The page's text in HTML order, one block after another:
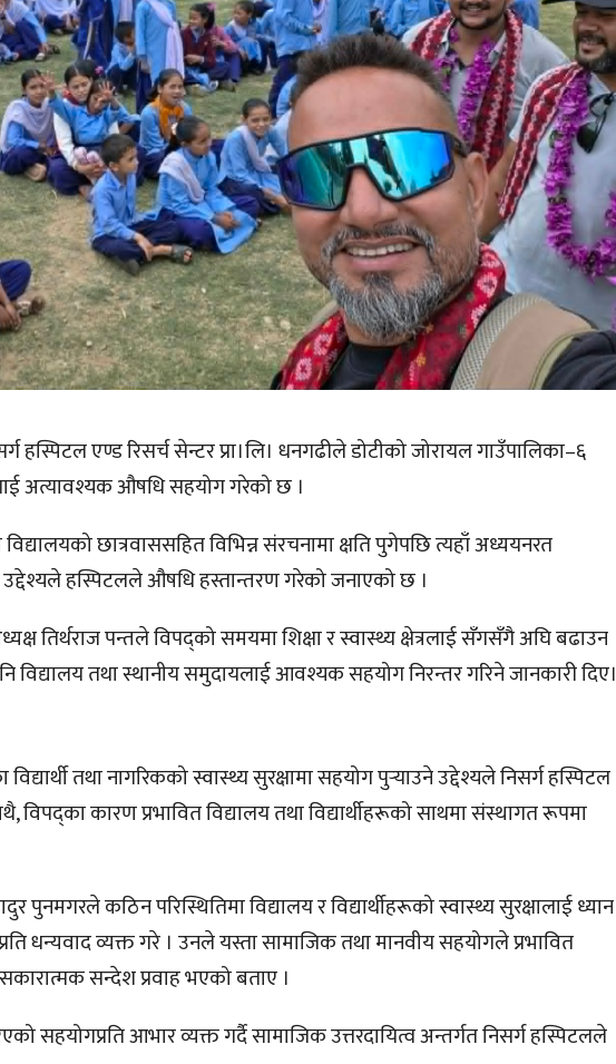
हस्पिटल एण्ड रिसर्च सेन्टर प्रा।लि। धनगढीले डोटीको जोरायल गाउँपालिका–६
अत्यावश्यक औषधि सहयोग गरेको छ ।
छात्रवाससहित विभिन्न संरचनामा क्षति पुगेपछि त्यहाँ अध्ययनरत
उद्देश्यले हस्पिटलले औषधि हस्तान्तरण गरेको जनाएको छ ।
तिर्थराज पन्तले विपद्को समयमा शिक्षा र स्वास्थ्य क्षेत्रलाई सँगसँगै अघि बढाउन
तथा स्थानीय समुदायलाई आवश्यक सहयोग निरन्तर गरिने जानकारी दिए।
तथा नागरिकको स्वास्थ्य सुरक्षामा सहयोग पुर्‍याउने उद्देश्यले निसर्ग हस्पिटल
विपद्का कारण प्रभावित विद्यालय तथा विद्यार्थीहरूको साथमा संस्थागत रूपमा
पुनमगरले कठिन परिस्थितिमा विद्यालय र विद्यार्थीहरूको स्वास्थ्य सुरक्षालाई ध्यान
धन्यवाद व्यक्त गरे । उनले यस्ता सामाजिक तथा मानवीय सहयोगले प्रभावित
सन्देश प्रवाह भएको बताए ।
सहयोगप्रति आभार व्यक्त गर्दै सामाजिक उत्तरदायित्व अन्तर्गत निसर्ग हस्पिटलले